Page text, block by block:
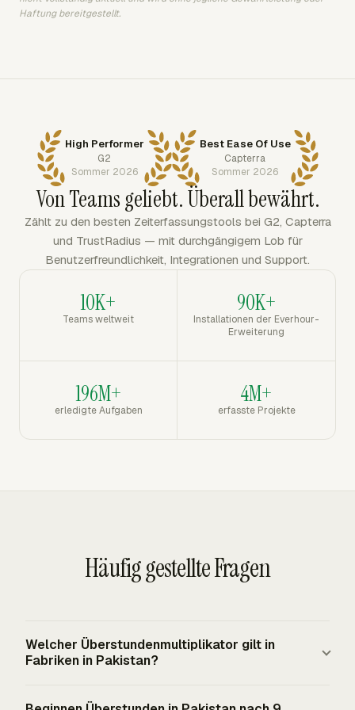
Haftung bereitgestellt.
High Performer
G2
Sommer 2026
Best Ease Of Use
Capterra
Sommer 2026
Von Teams geliebt. Überall bewährt.
Zählt zu den besten Zeiterfassungstools bei G2, Capterra
und TrustRadius — mit durchgängigem Lob für
Benutzerfreundlichkeit, Integrationen und Support.
10K+
Teams weltweit
90K+
Installationen der Everhour-
Erweiterung
196M+
erledigte Aufgaben
4M+
erfasste Projekte
Häufig gestellte Fragen
Welcher Überstundenmultiplikator gilt in
Fabriken in Pakistan?